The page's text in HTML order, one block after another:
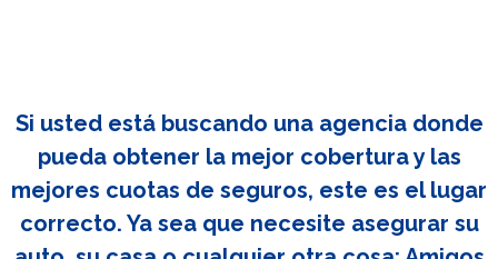
Si usted está buscando una agencia donde
pueda obtener la mejor cobertura y las
mejores cuotas de seguros, este es el lugar
correcto. Ya sea que necesite asegurar su